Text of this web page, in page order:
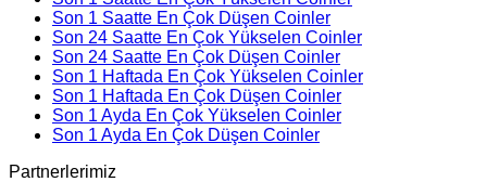
Son 1 Saatte En Çok Düşen Coinler
Son 24 Saatte En Çok Yükselen Coinler
Son 24 Saatte En Çok Düşen Coinler
Son 1 Haftada En Çok Yükselen Coinler
Son 1 Haftada En Çok Düşen Coinler
Son 1 Ayda En Çok Yükselen Coinler
Son 1 Ayda En Çok Düşen Coinler
Partnerlerimiz